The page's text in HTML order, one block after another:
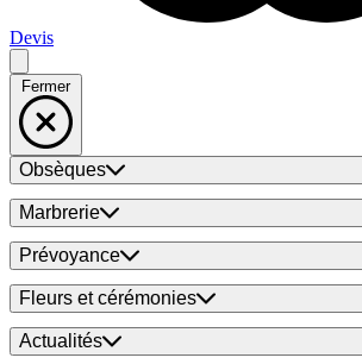
Devis
Fermer
Obsèques
Marbrerie
Prévoyance
Fleurs et cérémonies
Actualités